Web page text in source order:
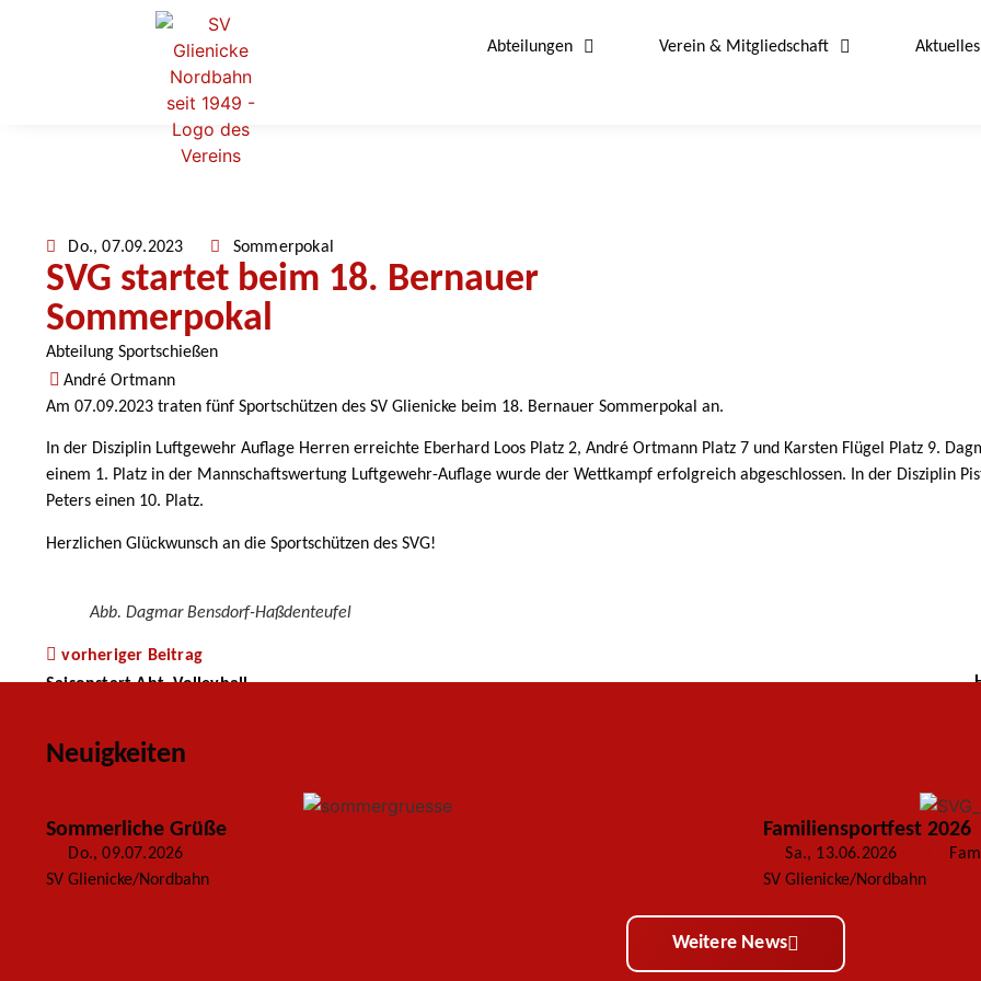
Abteilungen Verein & Mitgliedschaft Aktuelles
Do., 07.09.2023 Sommerpokal
SVG startet beim 18. Bernauer
Sommerpokal
Abteilung Sportschießen
André Ortmann
Am 07.09.2023 traten fünf Sportschützen des SV Glienicke beim 18. Bernauer Sommerpokal an.
In der Disziplin Luftgewehr Auflage Herren erreichte Eberhard Loos Platz 2, André Ortmann Platz 7 und Karsten Flügel Platz 9.
einem 1. Platz in der Mannschaftswertung Luftgewehr-Auflage wurde der Wettkampf erfolgreich abgeschlossen. In der Disziplin
Peters einen 10. Platz.
Herzlichen Glückwunsch an die Sportschützen des SVG!
Abb. Dagmar Bensdorf-Haßdenteufel
vorheriger Beitrag
Saisonstart Abt. Volleyball
Neuigkeiten
Sommerliche Grüße
Do., 09.07.2026
SV Glienicke/Nordbahn
Familiensportfest 2026
Sa., 13.06.2026
SV Glienicke/Nordbahn
Weitere News